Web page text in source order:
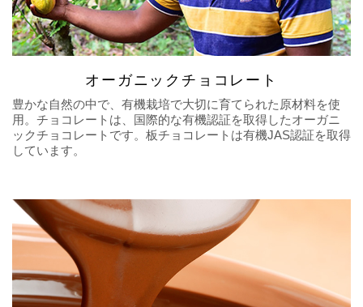
オーガニックチョコレート
豊かな自然の中で、有機栽培で大切に育てられた原材料を使
用。チョコレートは、国際的な有機認証を取得したオーガニ
ックチョコレートです。板チョコレートは有機JAS認証を取得
しています。